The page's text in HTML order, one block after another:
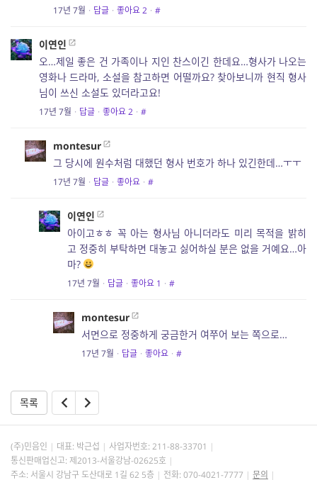
17년 7월 · 답글 · 좋아요2 · #
이연인
오…제일 좋은 건 가족이나 지인 찬스이긴 한데요…형사가 나오는
영화나 드라마, 소설을 참고하면 어떨까요? 찾아보니까 현직 형사
님이 쓰신 소설도 있더라고요!
17년 7월 · 답글 · 좋아요2 · #
montesur
그 당시에 원수처럼 대했던 형사 번호가 하나 있긴한데…ㅜㅜ
17년 7월 · 답글 · 좋아요 · #
이연인
아이고ㅎㅎ 꼭 아는 형사님 아니더라도 미리 목적을 밝히
고 정중히 부탁하면 대놓고 싫어하실 분은 없을 거예요…아
마?
17년 7월 · 답글 · 좋아요 1 · #
montesur
서면으로 정중하게 궁금한거 여쭈어 보는 쪽으로…
17년 7월 · 답글 · 좋아요 · #
목록
(주)민음인 대표: 박근섭 사업자번호: 211-88-33701
통신판매업신고: 제2013-서울강남-02625호
주소: 서울시 강남구 도산대로 1길 62 5층
전화: 070-4021-7777 문의